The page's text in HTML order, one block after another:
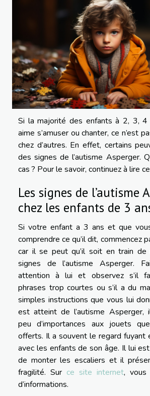
Si la majorité des enfants à 2, 3,
aime s’amuser ou chanter, ce n’est
chez d’autres. En effet, certains
des signes de l’autisme Asperger.
cas ? Pour le savoir, continuez à lire
Les signes de l’autisme
chez les enfants de 3
Si votre enfant a 3 ans et que
comprendre ce qu’il dit, commencez
car il se peut qu’il soit en train de
signes de l’autisme Asperger.
attention à lui et observez s’il
phrases trop courtes ou s’il a du
simples instructions que vous lui
est atteint de l’autisme Asperger,
peu d’importances aux jouets
offerts. Il a souvent le regard fuyant
avec les enfants de son âge. Il lui
de monter les escaliers et il
fragilité. Sur ce site internet, vous
d’informations.